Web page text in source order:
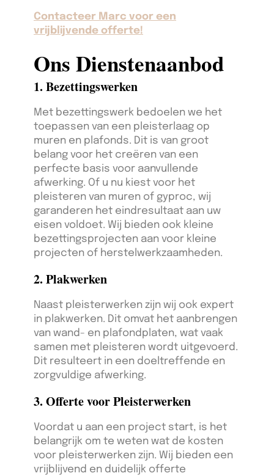
Contacteer Marc voor een
vrijblijvende offerte!
Ons Dienstenaanbod
1. Bezettingswerken
Met bezettingswerk bedoelen we het
toepassen van een pleisterlaag op
muren en plafonds. Dit is van groot
belang voor het creëren van een
perfecte basis voor aanvullende
afwerking. Of u nu kiest voor het
pleisteren van muren of gyproc, wij
garanderen het eindresultaat aan uw
eisen voldoet. Wij bieden ook kleine
bezettingsprojecten aan voor kleine
projecten of herstelwerkzaamheden.
2. Plakwerken
Naast pleisterwerken zijn wij ook expert
in plakwerken. Dit omvat het aanbrengen
van wand- en plafondplaten, wat vaak
samen met pleisteren wordt uitgevoerd.
Dit resulteert in een doeltreffende en
zorgvuldige afwerking.
3. Offerte voor Pleisterwerken
Voordat u aan een project start, is het
belangrijk om te weten wat de kosten
voor pleisterwerken zijn. Wij bieden een
vrijblijvend en duidelijk offerte